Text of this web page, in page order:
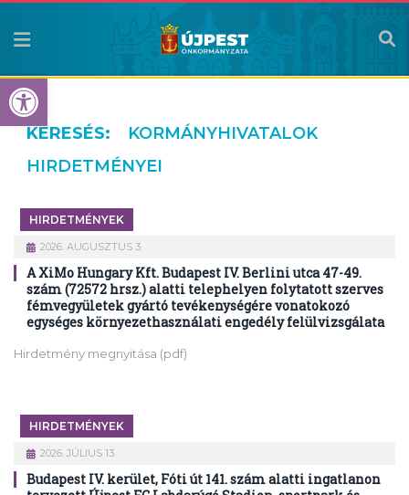
Eszköztár megnyitása
KERESÉS:
KORMÁNYHIVATALOK
HIRDETMÉNYEI
HIRDETMÉNYEK
2026. AUGUSZTUS 3.
A XiMo Hungary Kft. Budapest IV. Berlini utca 47-49.
szám (72572 hrsz.) alatti telephelyen folytatott szerves
fémvegyületek gyártó tevékenységére vonatokozó
egységes környezethasználati engedély felülvizsgálata
Hirdetmény megnyitása (pdf)
HIRDETMÉNYEK
2026. JÚLIUS 13.
Budapest IV. kerület, Fóti út 141. szám alatti ingatlanon